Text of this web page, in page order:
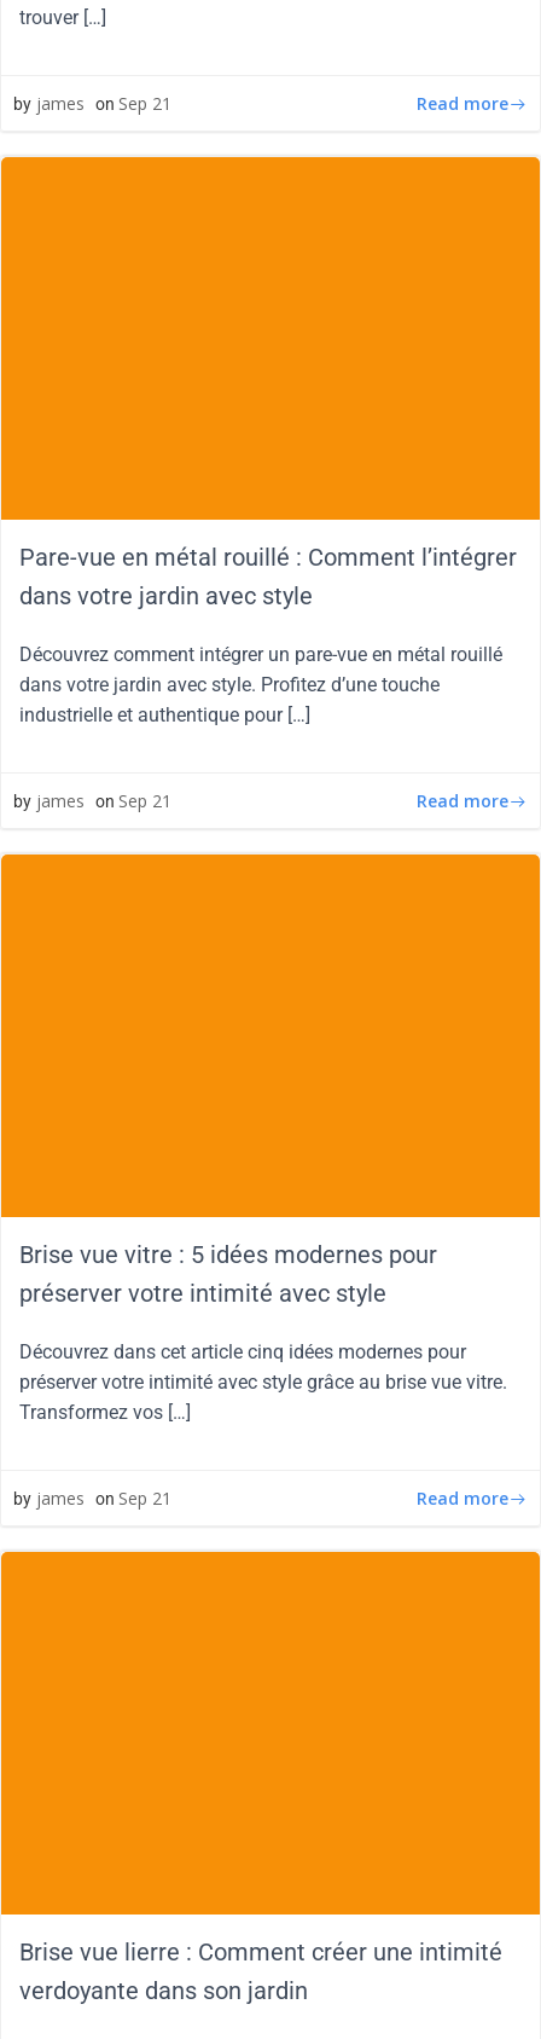
trouver […]
by james on Sep 21 Read more
Pare-vue en métal rouillé : Comment l’intégrer
dans votre jardin avec style
Découvrez comment intégrer un pare-vue en métal rouillé
dans votre jardin avec style. Profitez d’une touche
industrielle et authentique pour […]
by james on Sep 21 Read more
Brise vue vitre : 5 idées modernes pour
préserver votre intimité avec style
Découvrez dans cet article cinq idées modernes pour
préserver votre intimité avec style grâce au brise vue vitre.
Transformez vos […]
by james on Sep 21 Read more
Brise vue lierre : Comment créer une intimité
verdoyante dans son jardin